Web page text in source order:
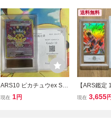
ARS10 ピカチュウex SA
R [M2a 234/193](ハイク
現在 1円
送料無料
【ARS鑑定
XR EX1-001
現在 3,655円